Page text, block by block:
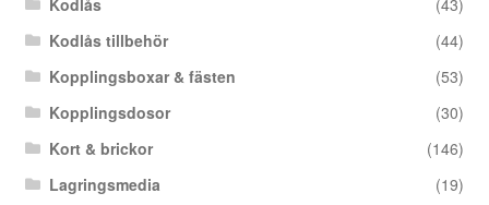
Kodlås tillbehör
(44)
Kopplingsboxar & fästen
(53)
Kopplingsdosor
(30)
Kort & brickor
(146)
Lagringsmedia
(19)